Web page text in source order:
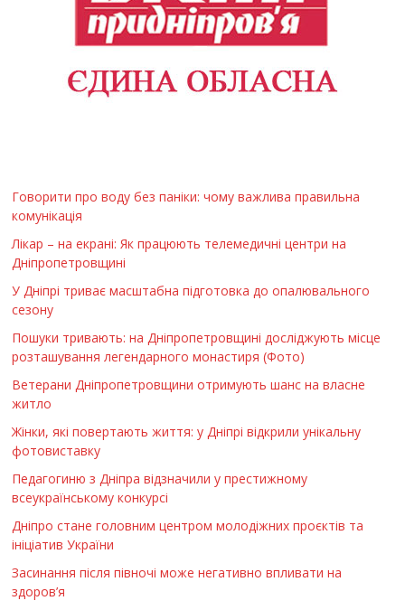
Говорити про воду без паніки: чому важлива правильна
комунікація
Лікар – на екрані: Як працюють телемедичні центри на
Дніпропетровщині
У Дніпрі триває масштабна підготовка до опалювального
сезону
Пошуки тривають: на Дніпропетровщині досліджують місце
розташування легендарного монастиря (Фото)
Ветерани Дніпропетровщини отримують шанс на власне
житло
Жінки, які повертають життя: у Дніпрі відкрили унікальну
фотовиставку
Педагогиню з Дніпра відзначили у престижному
всеукраїнському конкурсі
Дніпро стане головним центром молодіжних проєктів та
ініціатив України
Засинання після півночі може негативно впливати на
здоров’я